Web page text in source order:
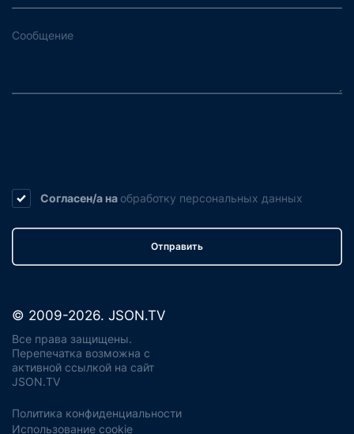
Согласен/а на обработку персональных данных
Отправить
© 2009-2026. JSON.TV
Все права защищены.
Перепечатка возможна с
активной ссылкой на сайт
JSON.TV
Политика конфиденциальности
Использование cookie